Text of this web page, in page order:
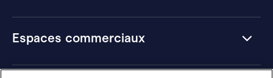
Espaces commerciaux
Hôtels